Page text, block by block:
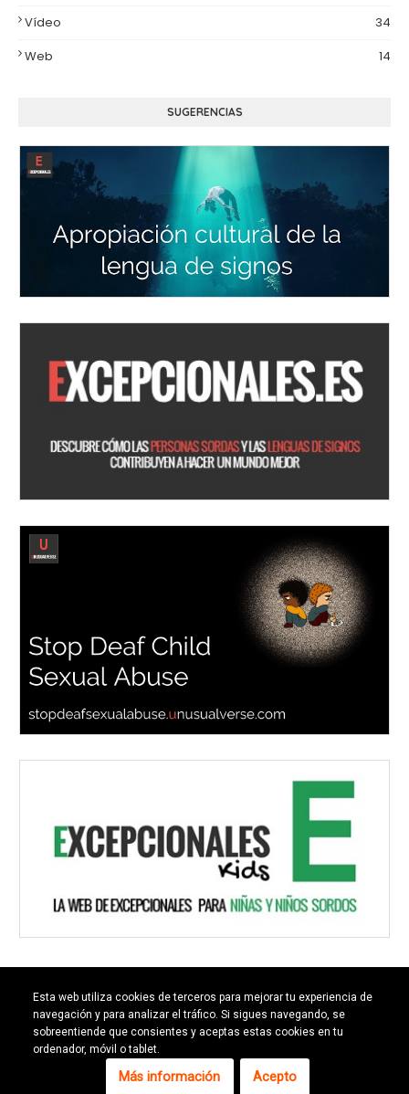
Vídeo
34
Web
14
SUGERENCIAS
Esta web utiliza cookies de terceros para mejorar tu experiencia de
navegación y para analizar el tráfico. Si sigues navegando, se
sobreentiende que consientes y aceptas estas cookies en tu
ordenador, móvil o tablet.
Más información Acepto